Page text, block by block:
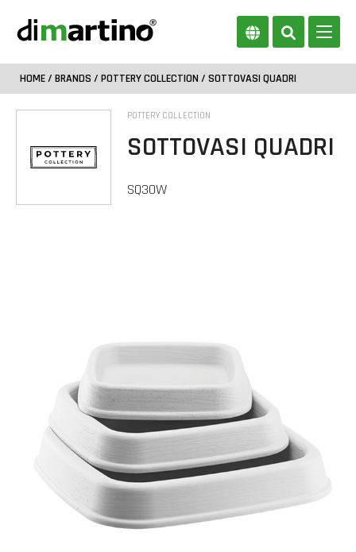
HOME/ BRANDS / POTTERY COLLECTION / SOTTOVASI QUADRI
POTTERY COLLECTION
SOTTOVASI QUADRI
SQ30W